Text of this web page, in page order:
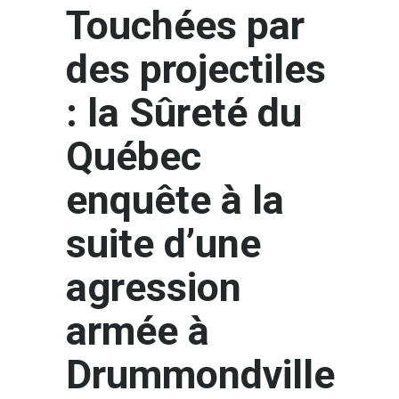
Touchées par
des projectiles
: la Sûreté du
Québec
enquête à la
suite d’une
agression
armée à
Drummondville